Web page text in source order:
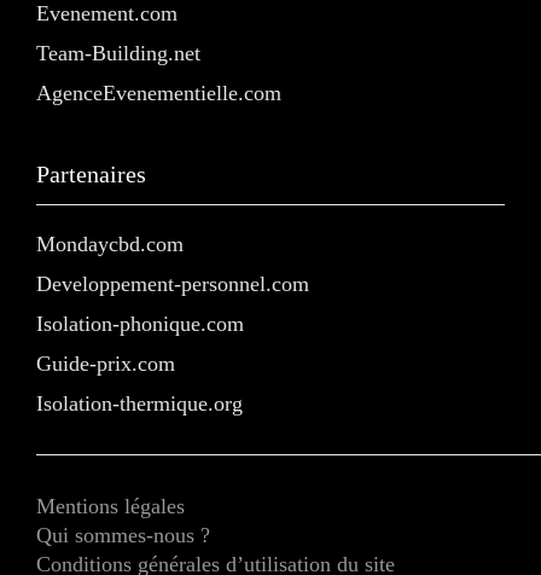
Evenement.com
Team-Building.net
AgenceEvenementielle.com
Partenaires
Mondaycbd.com
Developpement-personnel.com
Isolation-phonique.com
Guide-prix.com
Isolation-thermique.org
Mentions légales
Qui sommes-nous ?
Conditions générales d’utilisation du site